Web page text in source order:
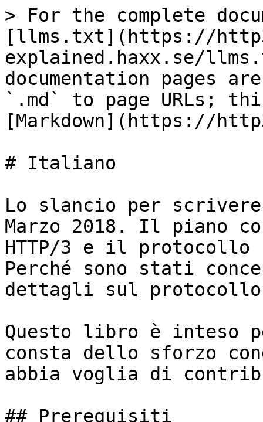
> For the complete
[llms.txt](https://
explained.haxx.se/
documentation pages
`.md` to page URLs;
[Markdown](https://
# Italiano
Lo slancio per
Marzo 2018. Il piano
HTTP/3 e il protocollo
Perché sono stati
dettagli sul
Questo libro è inteso
consta dello sforzo
abbia voglia di
## Prerequisiti